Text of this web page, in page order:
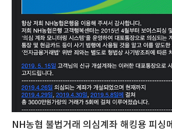
NH농협 불법거래 의심계좌 해킹용 피싱